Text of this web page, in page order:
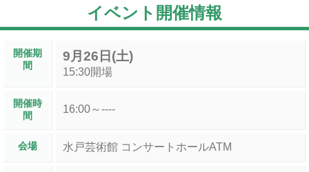
イベント開催情報
開催期
間
9月26日(土)
15:30開場
開催時
間
16:00～----
会場 水戸芸術館 コンサートホールATM